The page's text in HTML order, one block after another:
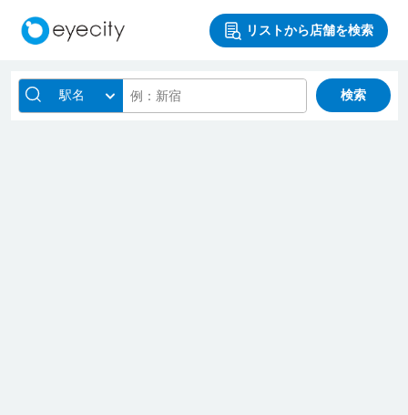
リストから店舗を検索
駅名 検索